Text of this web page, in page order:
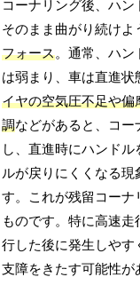
コーナリング後、ハ
そのまま曲がり続けよ
フォース。通常、ハン
は弱まり、車は直進
イヤの空気圧不足や
調などがあると、コー
し、直進時にハンド
ルが戻りにくくなる現
す。これが残留コーナ
ものです。特に高速
行した後に発生しやす
支障をきたす可能性が